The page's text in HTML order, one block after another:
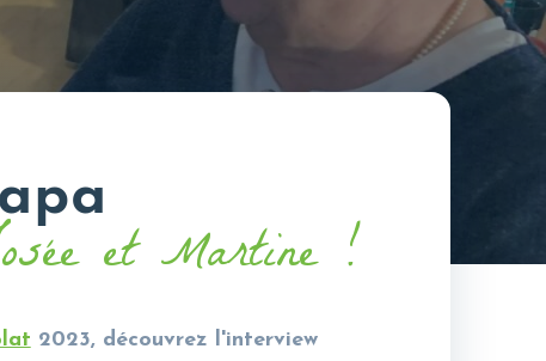
et Martine !
2023, découvrez l'interview